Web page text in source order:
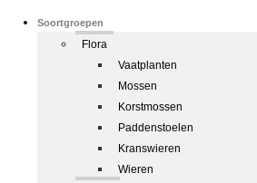
Soortgroepen
Flora
Vaatplanten
Mossen
Korstmossen
Paddenstoelen
Kranswieren
Wieren